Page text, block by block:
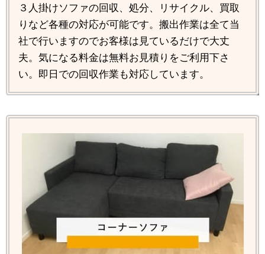
３人掛けソファの回収、処分、リサイクル、買取
りなど各種の対応が可能です。搬出作業は全て当
社で行いますのでお客様は見ているだけで大丈
夫。気になる料金は無料お見積りをご利用下さ
い。即日での回収作業も対応しています。